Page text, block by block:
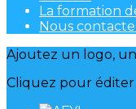
La formation
Nous
Ajoutez un logo,
Cliquez pour éditer